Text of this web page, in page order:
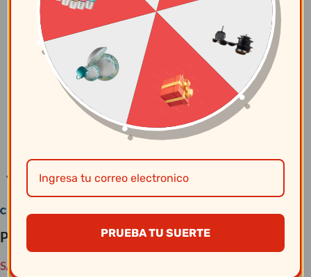
Plato Pando29.6 Cm Artisan Azul
S/ 43.30
PRUEBA TU SUERTE